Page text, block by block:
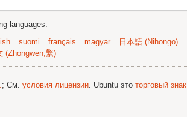
languages:
suomi français magyar 日本語 (Nihongo)
(Zhongwen,繁)
; См. условия лицензии. Ubuntu это торговый знак